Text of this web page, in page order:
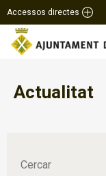
Accessos directes
Actualitat
Cercar